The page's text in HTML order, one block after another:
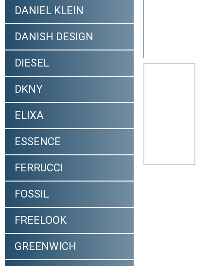
DANIEL KLEIN
DANISH DESIGN
DIESEL
DKNY
ELIXA
ESSENCE
FERRUCCI
FOSSIL
FREELOOK
GREENWICH